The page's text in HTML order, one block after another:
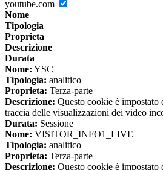
youtube.com
Nome
Tipologia
Proprieta
Descrizione
Durata
Nome: YSC
Tipologia: analitico
Proprieta: Terza-parte
Descrizione: Questo cookie è impostato
traccia delle visualizzazioni dei video
Durata: Sessione
Nome: VISITOR_INFO1_LIVE
Tipologia: analitico
Proprieta: Terza-parte
Descrizione: Questo cookie è impostato